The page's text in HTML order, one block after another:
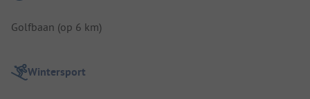
Golfbaan (op 6 km)
Wintersport